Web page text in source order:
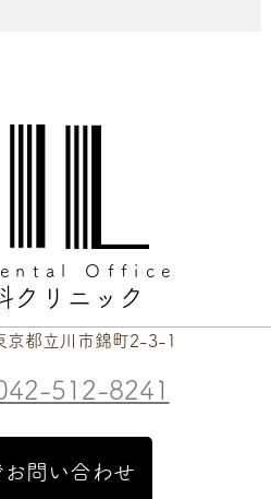
Office
クリニック
都立川市錦町2-3-1
512-8241
お問い合わせ